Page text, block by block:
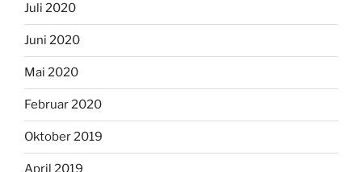
Juli 2020
Juni 2020
Mai 2020
Februar 2020
Oktober 2019